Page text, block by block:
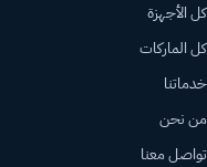
كل الأجهزة
كل الماركات
خدماتنا
من نحن
تواصل معنا